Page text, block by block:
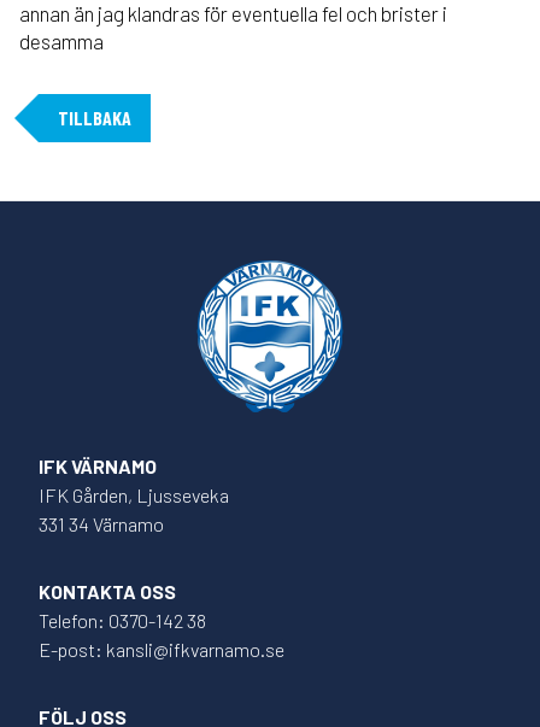
annan än jag klandras för eventuella fel och brister i
desamma
TILLBAKA
IFK VÄRNAMO
IFK Gården, Ljusseveka
331 34 Värnamo
KONTAKTA OSS
Telefon: 0370-142 38
E-post: kansli@ifkvarnamo.se
FÖLJ OSS